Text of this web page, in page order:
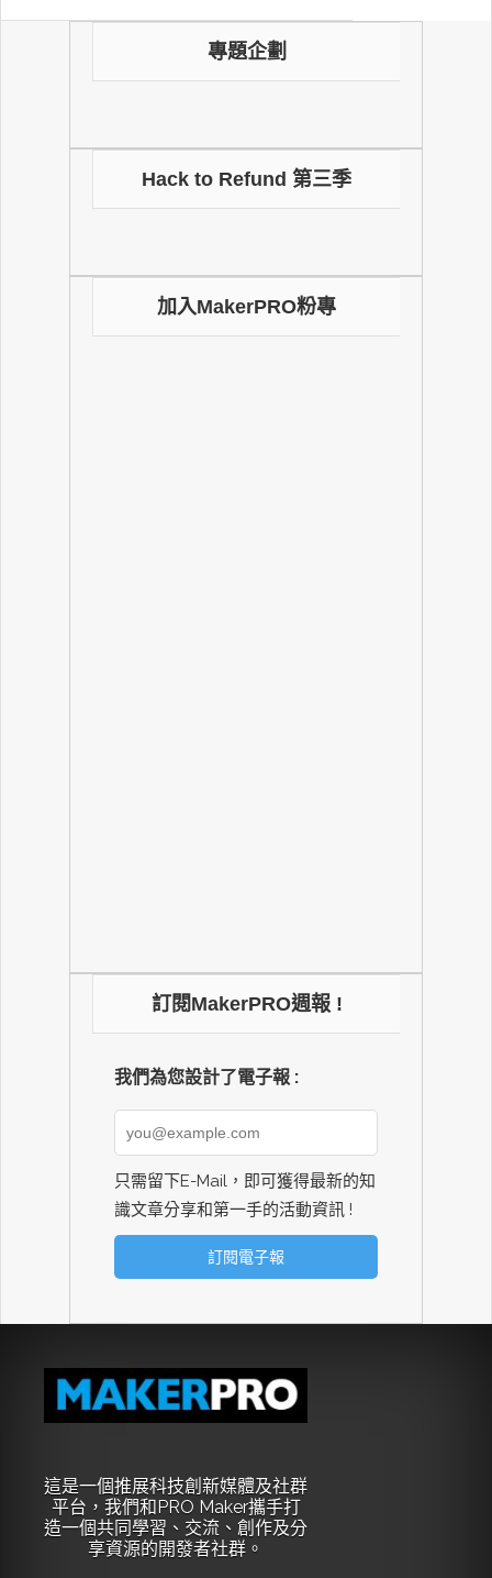
專題企劃
Hack to Refund 第三季
加入MakerPRO粉專
訂閱MakerPRO週報 !
我們為您設計了電子報 :
只需留下E-Mail，即可獲得最新的知
識文章分享和第一手的活動資訊 !
這是一個推展科技創新媒體及社群
平台，我們和PRO Maker攜手打
造一個共同學習、交流、創作及分
享資源的開發者社群。